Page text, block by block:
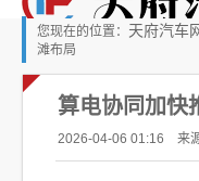
您现在的位置： 天府汽车
滩布局
算电协同加快
2026-04-06 01:16 来